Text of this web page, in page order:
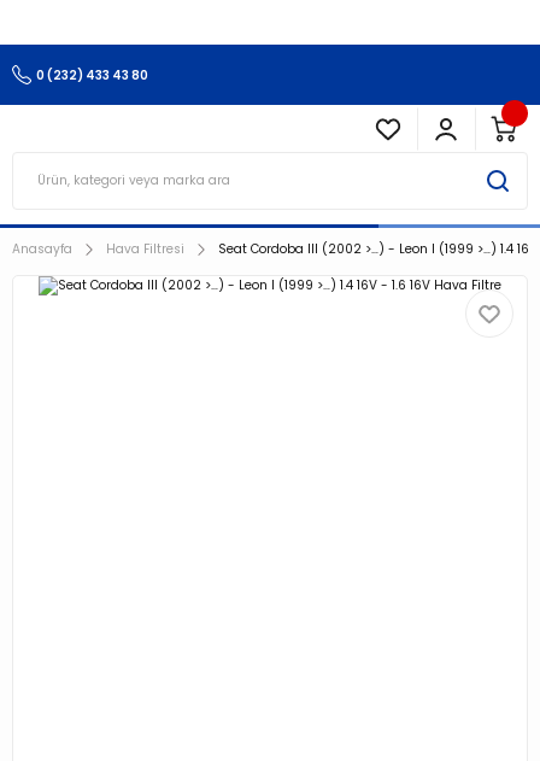
0 (232) 433 43 80
Anasayfa Hava Filtresi Seat Cordoba III (2002 >…) - Leon I (1999 >…) 1.4